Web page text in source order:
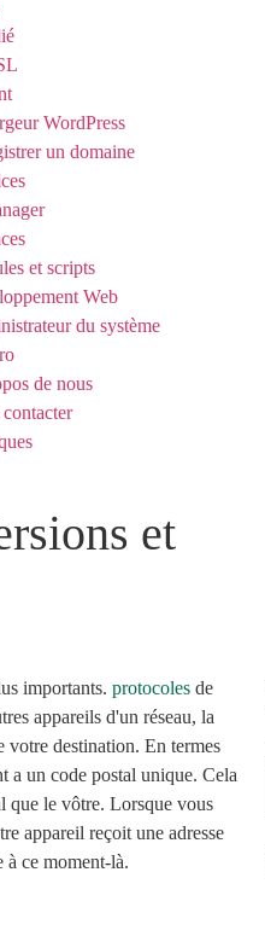
WordPress
un domaine
et scripts
Web
du système
de nous
et
importants. protocoles de
appareils d'un réseau, la
votre destination. En termes
a un code postal unique. Cela
que le vôtre. Lorsque vous
appareil reçoit une adresse
à ce moment-là.